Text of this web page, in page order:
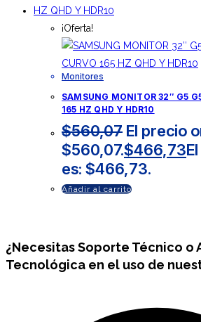
¡Oferta!
Monitores
SAMSUNG MONITOR 32″ G5
165 HZ QHD Y HDR10
$560,07 El precio
$560,07.$466,73
es: $466,73.
Añadir al carrito
¿NecesitasSoporte Técnico o
Tecnológica en el uso de